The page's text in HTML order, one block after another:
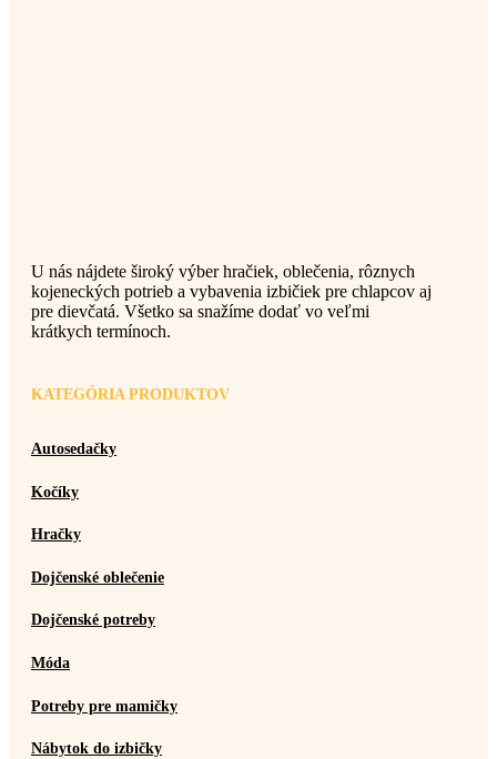
U nás nájdete široký výber hračiek, oblečenia, rôznych
kojeneckých potrieb a vybavenia izbičiek pre chlapcov aj
pre dievčatá. Všetko sa snažíme dodať vo veľmi
krátkych termínoch.
KATEGÓRIA PRODUKTOV
Autosedačky
Kočíky
Hračky
Dojčenské oblečenie
Dojčenské potreby
Móda
Potreby pre mamičky
Nábytok do izbičky